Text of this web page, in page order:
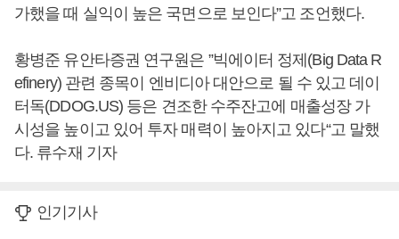
가했을 때 실익이 높은 국면으로 보인다”고 조언했다.
황병준 유안타증권 연구원은 ”빅에이터 정제(Big Data R
efinery) 관련 종목이 엔비디아 대안으로 될 수 있고 데이
터독(DDOG.US) 등은 견조한 수주잔고에 매출성장 가
시성을 높이고 있어 투자 매력이 높아지고 있다“고 말했
다. 류수재 기자
인기기사